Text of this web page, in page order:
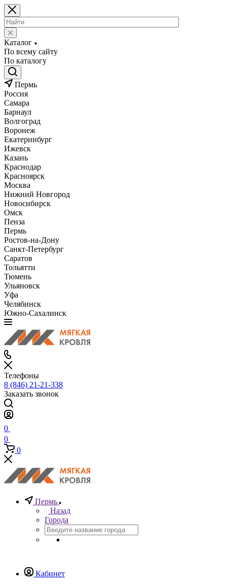
Каталог
По всему сайту
По каталогу
Пермь
Россия
Самара
Барнаул
Волгоград
Воронеж
Екатеринбург
Ижевск
Казань
Краснодар
Красноярск
Москва
Нижний Новгород
Новосибирск
Омск
Пенза
Пермь
Ростов-на-Дону
Санкт-Петербург
Саратов
Тольятти
Тюмень
Ульяновск
Уфа
Челябинск
Южно-Сахалинск
Телефоны
8 (846) 21-21-338
Заказать звонок
0
0
0
Пермь
Назад
Города
Кабинет